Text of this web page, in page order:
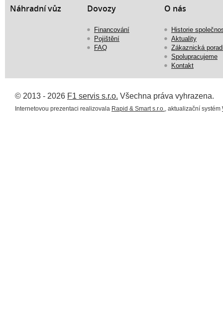
Náhradní vůz Dovozy
Financování
Pojištění
FAQ
O nás
Historie
Aktuality
Zákaznická
Spolupracujeme
Kontakt
© 2013 - 2026 F1 servis s.r.o. Všechna práva vyhrazena.
Internetovou prezentaci realizovala Rapid & Smart s.r.o. , aktualizační systém